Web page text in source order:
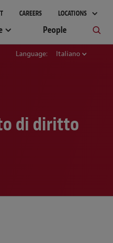
CAREERS LOCATIONS
People
Language: Italiano
di diritto